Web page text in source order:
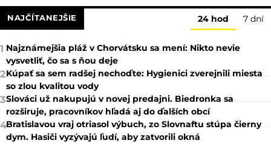
NAJČÍTANEJŠIE 24 hod 7 dní
1 Najznámejšia pláž v Chorvátsku sa mení: Nikto nevie
vysvetliť, čo sa s ňou deje
2Kúpať sa sem radšej nechoďte: Hygienici zverejnili miesta
so zlou kvalitou vody
3Slováci už nakupujú v novej predajni. Biedronka sa
rozširuje, pracovníkov hľadá aj do ďalších obcí
4Bratislavou vraj otriasol výbuch, zo Slovnaftu stúpa čierny
dym. Hasiči vyzývajú ľudí, aby zatvorili okná